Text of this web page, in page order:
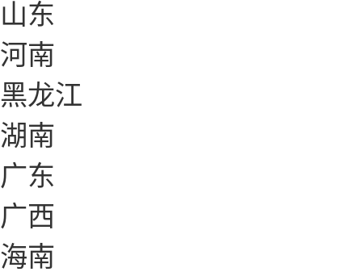
山东
河南
黑龙江
湖南
广东
广西
海南